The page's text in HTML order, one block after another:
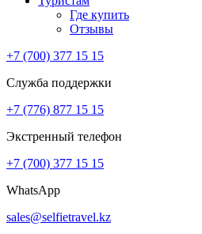
Где купить
Отзывы
+7 (700) 377 15 15
Служба поддержки
+7 (776) 877 15 15
Экстренный телефон
+7 (700) 377 15 15
WhatsApp
sales@selfietravel.kz